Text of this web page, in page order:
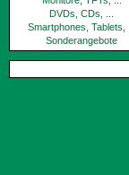
DVDs, CDs, ...
Smartphones, Tablets,
Sonderangebote